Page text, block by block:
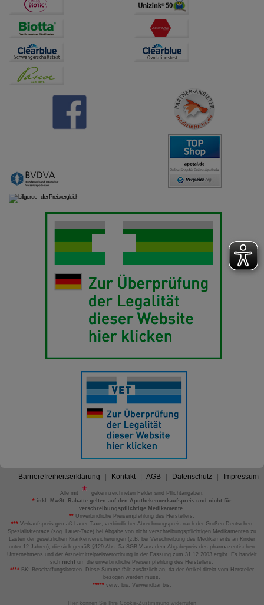
Barrierefreiheitserklärung Kontakt AGB Datenschutz Impressum
Alle mit
gekennzeichneten Felder sind Pflichtangaben.
*inkl. MwSt. Rabatte gelten auf den Apothekenverkaufspreis und nicht für
verschreibungspflichtige Medikamente.
** Unverbindliche Preisempfehlung des Herstellers.
*** Verkaufspreis gemäß Lauer-Taxe; verbindlicher Abrechnungspreis nach der Großen Deutschen
Spezialitätentaxe (sog. Lauer-Taxe) bei Abgabe von nicht verschreibungspflichtigen Medikamenten zu
Lasten der gesetzlichen Krankenversicherungen (z.B. bei Verschreibung des Medikaments an Kinder
unter 12 Jahren), die sich gemäß §129 Abs. 5a SGB V aus dem Abgabepreis des pharmazeutischen
Unternehmens und der Arzneimittelpreisverordnung in der Fassung zum 31.12.2003 ergibt. Es handelt
sich nicht um die unverbindliche Preisempfehlung des Herstellers.
****BK: Beschaffungskosten. Diese Summe fällt zusätzlich an, da der Artikel direkt vom Hersteller
bezogen werden muss.
*****verw. bis: Verwendbar bis.
Hier können Sie Ihre Cookie-Zustimmung widerrufen